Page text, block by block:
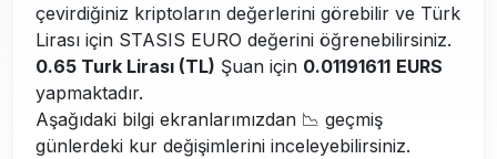
çevirdiğiniz kriptoların değerlerini görebilir ve Türk
Lirası için STASIS EURO değerini öğrenebilirsiniz.
0.65 Turk Lirası (TL) Şuan için 0.01191611 EURS
yapmaktadır.
Aşağıdaki bilgi ekranlarımızdan 📉 geçmiş
günlerdeki kur değişimlerini inceleyebilirsiniz.